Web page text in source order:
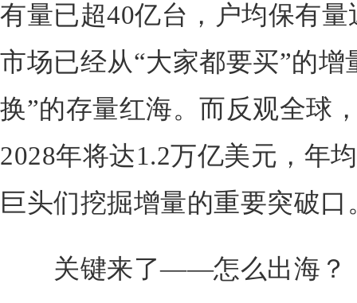
有量已超40亿台，户均保有
市场已经从“大家都要买”的增
换”的存量红海。而反观全球
2028年将达1.2万亿美元，年
巨头们挖掘增量的重要突破口
关键来了——怎么出海？